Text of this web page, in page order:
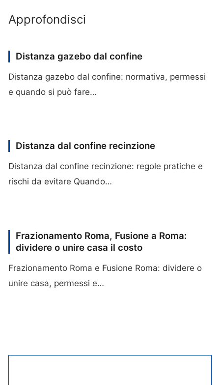
Approfondisci
Distanza gazebo dal confine
Distanza gazebo dal confine: normativa, permessi
e quando si può fare…
Distanza dal confine recinzione
Distanza dal confine recinzione: regole pratiche e
rischi da evitare Quando…
Frazionamento Roma, Fusione a Roma:
dividere o unire casa il costo
Frazionamento Roma e Fusione Roma: dividere o
unire casa, permessi e…